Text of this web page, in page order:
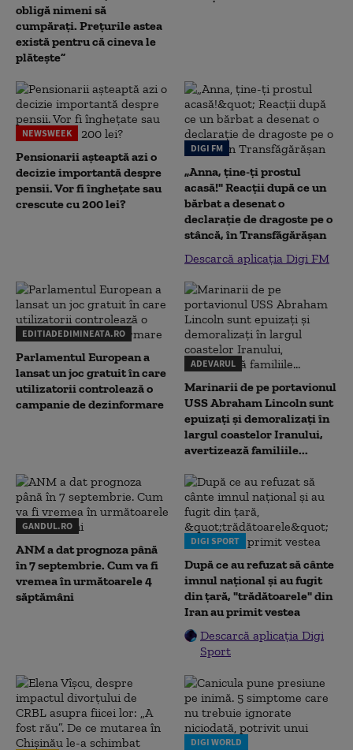
obligă nimeni să
cumpărați. Prețurile astea
există pentru că cineva le
plătește”
NEWSWEEK
Pensionarii așteaptă azi o
decizie importantă despre
pensii. Vor fi înghețate sau
crescute cu 200 lei?
DIGI FM
„Anna, ţine-ţi prostul
acasă!" Reacţii după ce un
bărbat a desenat o
declaraţie de dragoste pe o
stâncă, în Transfăgărăşan
Descarcă aplicația Digi FM
EDITIADEDIMINEATA.RO
Parlamentul European a
lansat un joc gratuit în care
utilizatorii controlează o
campanie de dezinformare
ADEVARUL
Marinarii de pe portavionul
USS Abraham Lincoln sunt
epuizați și demoralizați în
largul coastelor Iranului,
avertizează familiile...
GANDUL.RO
ANM a dat prognoza până
în 7 septembrie. Cum va fi
vremea în următoarele 4
săptămâni
DIGI SPORT
După ce au refuzat să cânte
imnul naţional şi au fugit
din ţară, "trădătoarele" din
Iran au primit vestea
Descarcă aplicația Digi
Sport
DIGI WORLD